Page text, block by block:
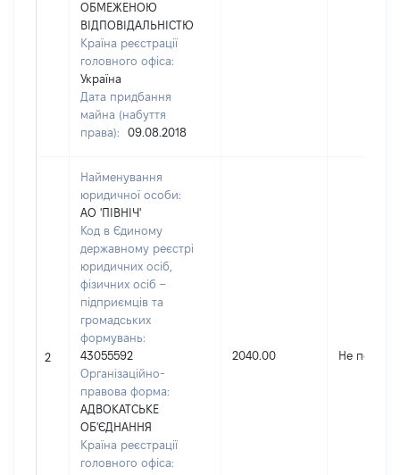
ОБМЕЖЕНОЮ
ВІДПОВІДАЛЬНІСТЮ
Країна реєстрації
головного офіса:
Україна
Дата придбання
майна (набуття
права):
09.08.2018
2
Найменування
юридичної особи:
АО 'ПІВНІЧ'
Код в Єдиному
державному реєстрі
юридичних осіб,
фізичних осіб –
підприємців та
громадських
формувань:
43055592
Організаційно-
правова форма:
АДВОКАТСЬКЕ
ОБ'ЄДНАННЯ
Країна реєстрації
головного офіса:
2040.00 Не